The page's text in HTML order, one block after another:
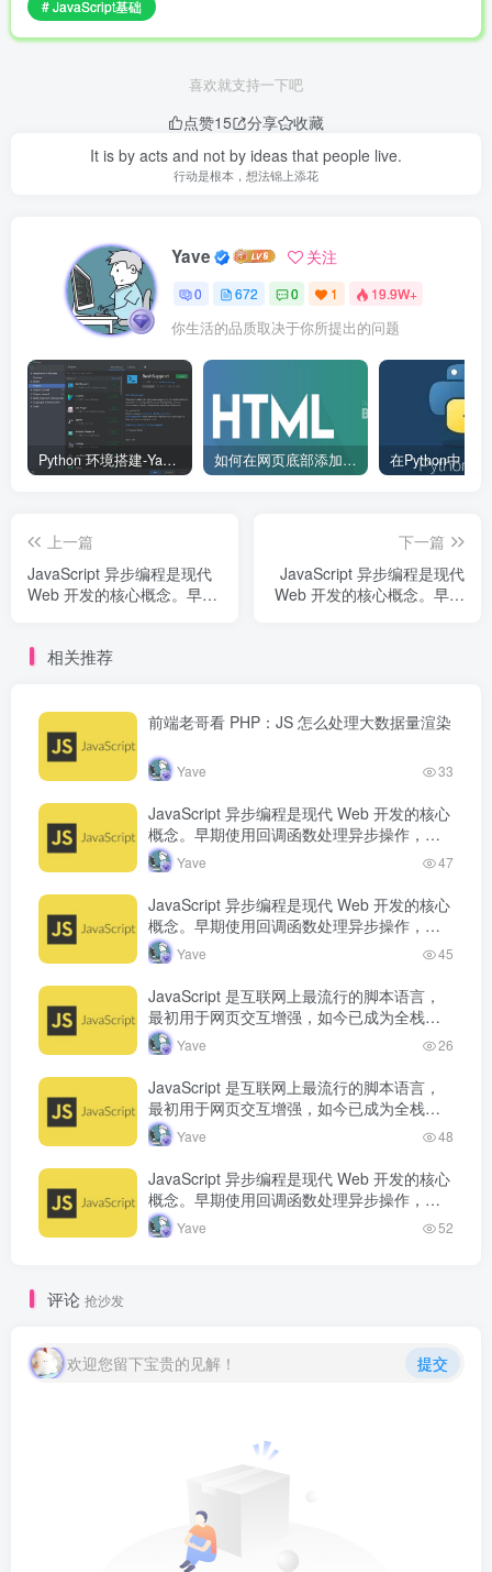
# JavaScript基础
喜欢就支持一下吧
点赞15 分享
收藏
It is by acts and not by ideas that people live.
行动是根本，想法锦上添花
Yave 关注
0 672 0 1 19.9W+
你生活的品质取决于你所提出的问题
Python 环境搭建-Yave520-专业开发者社区 如何在网页底部添加版权信息？
上一篇
JavaScript 异步编程是现代
Web 开发的核心概念。早期
Promise 的出现改善了异步
下一篇
JavaScript 异步编程是现代
Web 开发的核心概念。早期
相关推荐
前端老哥看 PHP：JS 怎么处理大数据量渲染
Yave 33
JavaScript 异步编程是现代 Web 开发的核心
概念。早期使用回调函数处理异步操作，但
容易产生回调地狱。Promise 的出现改善了
异步代码的可读…
Yave 47
JavaScript 异步编程是现代 Web 开发的核心
概念。早期使用回调函数处理异步操作，但
容易产生回调地狱。Promise 的出现改善了
异步代码的可读…
Yave 45
JavaScript 是互联网上最流行的脚本语言，
最初用于网页交互增强，如今已成为全栈开
发语言。从浏览器端的页面动态效果，到服
务端的 Node.js 运行…
Yave 26
JavaScript 是互联网上最流行的脚本语言，
最初用于网页交互增强，如今已成为全栈开
发语言。从浏览器端的页面动态效果，到服
务端的 Node.js 运行…
Yave 48
JavaScript 异步编程是现代 Web 开发的核心
概念。早期使用回调函数处理异步操作，但
容易产生回调地狱。Promise 的出现改善了
异步代码的可读…
Yave 52
评论 抢沙发
欢迎您留下宝贵的见解！ 提交